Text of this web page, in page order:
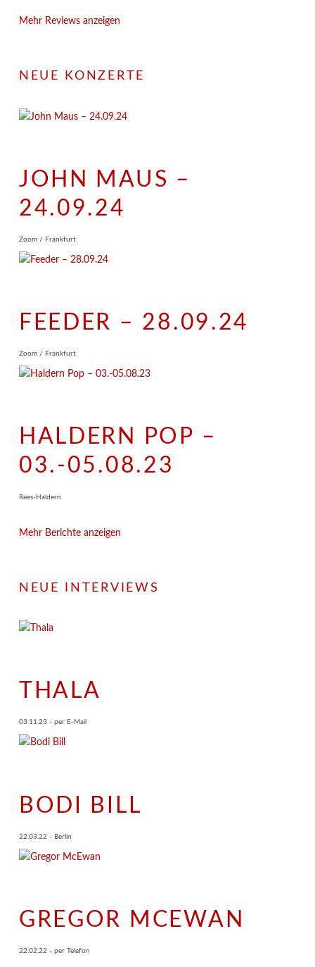
Mehr Reviews anzeigen
NEUE KONZERTE
JOHN MAUS –
24.09.24
Zoom / Frankfurt
FEEDER – 28.09.24
Zoom / Frankfurt
HALDERN POP –
03.-05.08.23
Rees-Haldern
Mehr Berichte anzeigen
NEUE INTERVIEWS
THALA
03.11.23 - per E-Mail
BODI BILL
22.03.22 - Berlin
GREGOR MCEWAN
22.02.22 - per Telefon